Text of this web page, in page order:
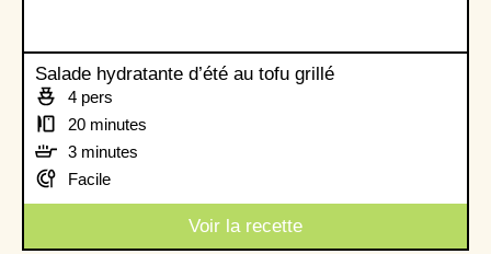
Salade hydratante d’été au tofu grillé
4 pers
20 minutes
3 minutes
Facile
Voir la recette